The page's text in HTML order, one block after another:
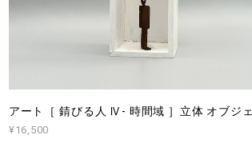
アート［ 錆びる人 Ⅳ- 時間域 ］立体 オブジェ
¥16,500